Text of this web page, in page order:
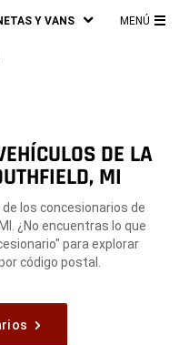
Y VANS MENÚ
DE LA
MI
los concesionarios de
¿No encuentras lo que
para explorar
código postal.